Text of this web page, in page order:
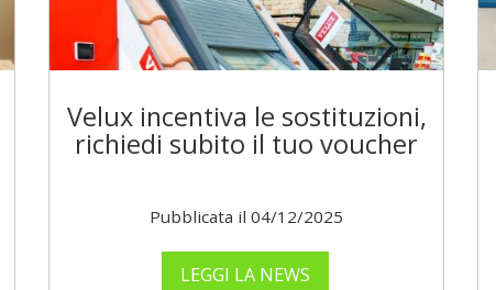
Velux incentiva le sostituzioni,
richiedi subito il tuo voucher
Pubblicata il 04/12/2025
LEGGI LA NEWS